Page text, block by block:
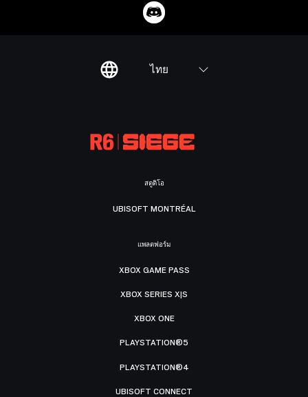
ไทย
สตูดิโอ
UBISOFT MONTRÉAL
แพลตฟอร์ม
XBOX GAME PASS
XBOX SERIES X|S
XBOX ONE
PLAYSTATION®5
PLAYSTATION®4
UBISOFT CONNECT